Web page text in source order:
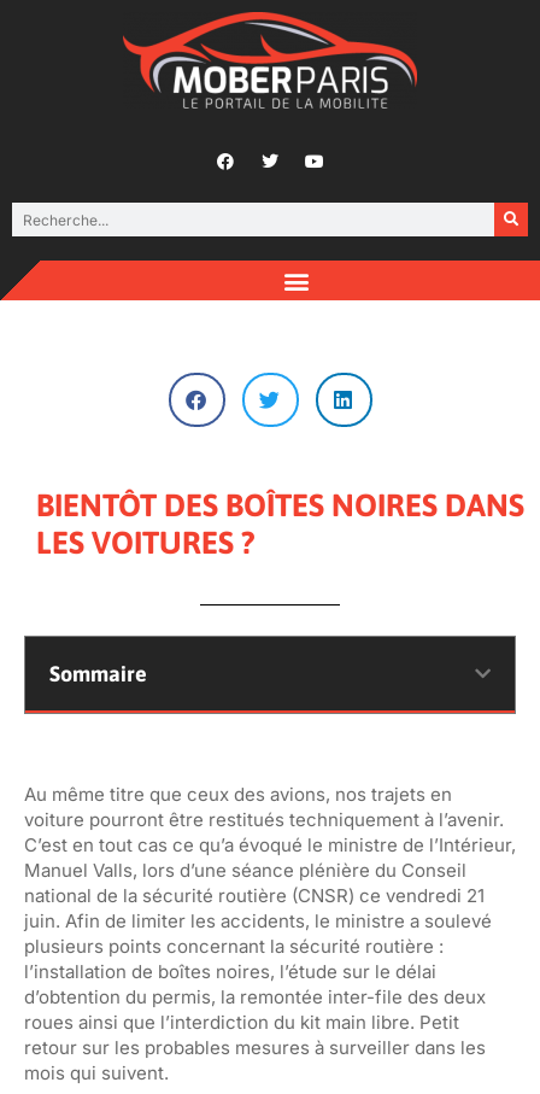
BIENTÔT DES BOÎTES NOIRES DANS
LES VOITURES ?
Sommaire
Au même titre que ceux des avions, nos trajets en
voiture pourront être restitués techniquement à l’avenir.
C’est en tout cas ce qu’a évoqué le ministre de l’Intérieur,
Manuel Valls, lors d’une séance plénière du Conseil
national de la sécurité routière (CNSR) ce vendredi 21
juin. Afin de limiter les accidents, le ministre a soulevé
plusieurs points concernant la sécurité routière :
l’installation de boîtes noires, l’étude sur le délai
d’obtention du permis, la remontée inter-file des deux
roues ainsi que l’interdiction du kit main libre. Petit
retour sur les probables mesures à surveiller dans les
mois qui suivent.